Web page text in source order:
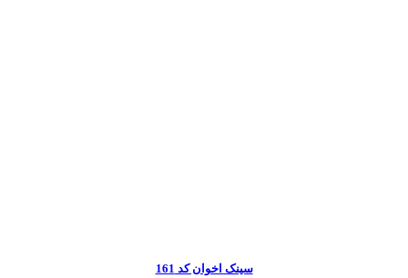
سینک اخوان کد 161